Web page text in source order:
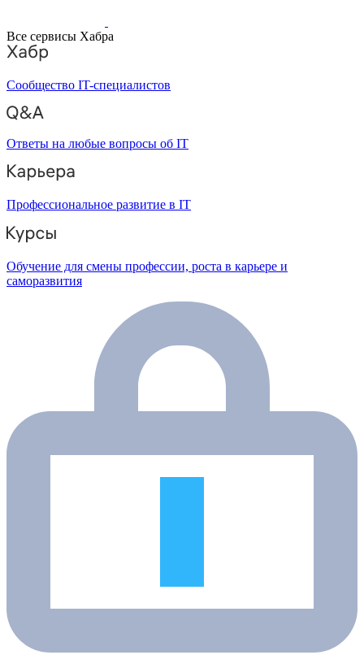
Все сервисы Хабра
Сообщество IT-специалистов
Ответы на любые вопросы об IT
Профессиональное развитие в IT
Обучение для смены профессии, роста в карьере и
саморазвития